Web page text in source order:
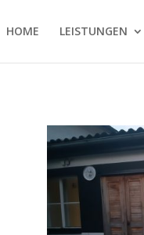
HOME LEISTUNGEN